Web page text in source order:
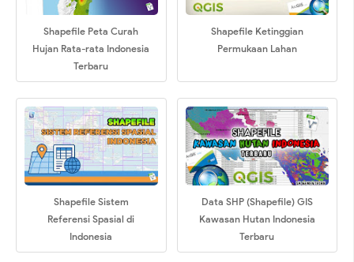
Shapefile Peta Curah
Hujan Rata-rata Indonesia
Terbaru
Shapefile Ketinggian
Permukaan Lahan
Shapefile Sistem
Referensi Spasial di
Indonesia
Data SHP (Shapefile) GIS
Kawasan Hutan Indonesia
Terbaru